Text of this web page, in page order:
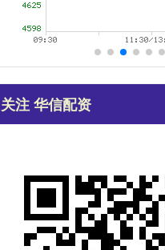
关注 华信配资